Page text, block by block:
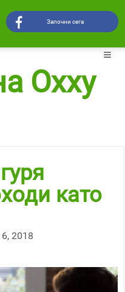
Oxxy
като
2018
Започни сега